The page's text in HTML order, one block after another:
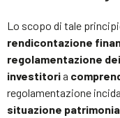
Lo scopo di tale
rendicontazione
regolamentazione
investitoria
regolamentazione
situazione